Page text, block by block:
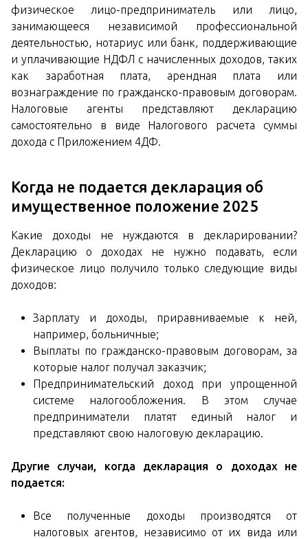
физическое лицо-предприниматель или лицо,
занимающееся независимой профессиональной
деятельностью, нотариус или банк, поддерживающие
и уплачивающие НДФЛ с начисленных доходов, таких
как заработная плата, арендная плата или
вознаграждение по гражданско-правовым договорам.
Налоговые агенты представляют декларацию
самостоятельно в виде Налогового расчета суммы
дохода с Приложением 4ДФ.
Когда не подается декларация об
имущественное положение 2025
Какие доходы не нуждаются в декларировании?
Декларацию о доходах не нужно подавать, если
физическое лицо получило только следующие виды
доходов:
Зарплату и доходы, приравниваемые к ней,
например, больничные;
Выплаты по гражданско-правовым договорам, за
которые налог получал заказчик;
Предпринимательский доход при упрощенной
системе налогообложения. В этом случае
предприниматели платят единый налог и
представляют свою налоговую декларацию.
Другие случаи, когда декларация о доходах не
подается:
Все полученные доходы производятся от
налоговых агентов, независимо от их вида или